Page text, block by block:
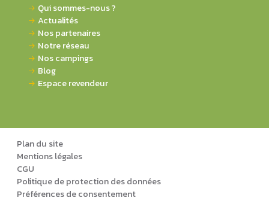
Qui sommes-nous ?
Actualités
Nos partenaires
Notre réseau
Nos campings
Blog
Espace revendeur
Plan du site
Mentions légales
CGU
Politique de protection des données
Préférences de consentement